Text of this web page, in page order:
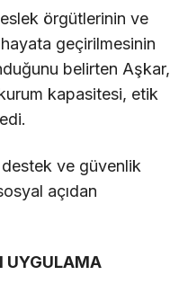
örgütlerinin ve
geçirilmesinin
belirten Aşkar,
kapasitesi, etik
ve güvenlik
açıdan
UYGULAMA